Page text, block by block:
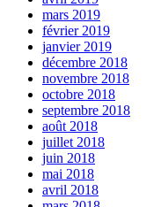
mars 2019
février 2019
janvier 2019
décembre 2018
novembre 2018
octobre 2018
septembre 2018
août 2018
juillet 2018
juin 2018
mai 2018
avril 2018